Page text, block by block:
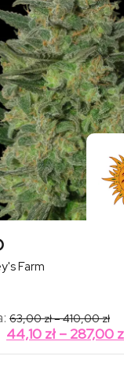
Farm
63,00zł–410,00zł
od
44,10 zł – 287,00